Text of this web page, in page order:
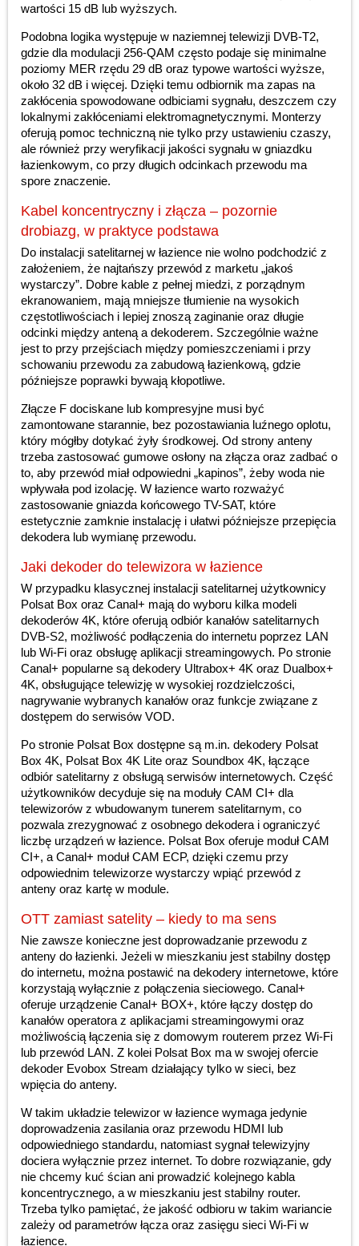
wartości 15 dB lub wyższych.
Podobna logika występuje w naziemnej telewizji DVB-T2,
gdzie dla modulacji 256-QAM często podaje się minimalne
poziomy MER rzędu 29 dB oraz typowe wartości wyższe,
około 32 dB i więcej. Dzięki temu odbiornik ma zapas na
zakłócenia spowodowane odbiciami sygnału, deszczem czy
lokalnymi zakłóceniami elektromagnetycznymi. Monterzy
oferują pomoc techniczną nie tylko przy ustawieniu czaszy,
ale również przy weryfikacji jakości sygnału w gniazdku
łazienkowym, co przy długich odcinkach przewodu ma
spore znaczenie.
Kabel koncentryczny i złącza – pozornie
drobiazg, w praktyce podstawa
Do instalacji satelitarnej w łazience nie wolno podchodzić z
założeniem, że najtańszy przewód z marketu „jakoś
wystarczy”. Dobre kable z pełnej miedzi, z porządnym
ekranowaniem, mają mniejsze tłumienie na wysokich
częstotliwościach i lepiej znoszą zaginanie oraz długie
odcinki między anteną a dekoderem. Szczególnie ważne
jest to przy przejściach między pomieszczeniami i przy
schowaniu przewodu za zabudową łazienkową, gdzie
późniejsze poprawki bywają kłopotliwe.
Złącze F dociskane lub kompresyjne musi być
zamontowane starannie, bez pozostawiania luźnego oplotu,
który mógłby dotykać żyły środkowej. Od strony anteny
trzeba zastosować gumowe osłony na złącza oraz zadbać o
to, aby przewód miał odpowiedni „kapinos”, żeby woda nie
wpływała pod izolację. W łazience warto rozważyć
zastosowanie gniazda końcowego TV-SAT, które
estetycznie zamknie instalację i ułatwi późniejsze przepięcia
dekodera lub wymianę przewodu.
Jaki dekoder do telewizora w łazience
W przypadku klasycznej instalacji satelitarnej użytkownicy
Polsat Box oraz Canal+ mają do wyboru kilka modeli
dekoderów 4K, które oferują odbiór kanałów satelitarnych
DVB-S2, możliwość podłączenia do internetu poprzez LAN
lub Wi-Fi oraz obsługę aplikacji streamingowych. Po stronie
Canal+ popularne są dekodery Ultrabox+ 4K oraz Dualbox+
4K, obsługujące telewizję w wysokiej rozdzielczości,
nagrywanie wybranych kanałów oraz funkcje związane z
dostępem do serwisów VOD.
Po stronie Polsat Box dostępne są m.in. dekodery Polsat
Box 4K, Polsat Box 4K Lite oraz Soundbox 4K, łączące
odbiór satelitarny z obsługą serwisów internetowych. Część
użytkowników decyduje się na moduły CAM CI+ dla
telewizorów z wbudowanym tunerem satelitarnym, co
pozwala zrezygnować z osobnego dekodera i ograniczyć
liczbę urządzeń w łazience. Polsat Box oferuje moduł CAM
CI+, a Canal+ moduł CAM ECP, dzięki czemu przy
odpowiednim telewizorze wystarczy wpiąć przewód z
anteny oraz kartę w module.
OTT zamiast satelity – kiedy to ma sens
Nie zawsze konieczne jest doprowadzanie przewodu z
anteny do łazienki. Jeżeli w mieszkaniu jest stabilny dostęp
do internetu, można postawić na dekodery internetowe, które
korzystają wyłącznie z połączenia sieciowego. Canal+
oferuje urządzenie Canal+ BOX+, które łączy dostęp do
kanałów operatora z aplikacjami streamingowymi oraz
możliwością łączenia się z domowym routerem przez Wi-Fi
lub przewód LAN. Z kolei Polsat Box ma w swojej ofercie
dekoder Evobox Stream działający tylko w sieci, bez
wpięcia do anteny.
W takim układzie telewizor w łazience wymaga jedynie
doprowadzenia zasilania oraz przewodu HDMI lub
odpowiedniego standardu, natomiast sygnał telewizyjny
dociera wyłącznie przez internet. To dobre rozwiązanie, gdy
nie chcemy kuć ścian ani prowadzić kolejnego kabla
koncentrycznego, a w mieszkaniu jest stabilny router.
Trzeba tylko pamiętać, że jakość odbioru w takim wariancie
zależy od parametrów łącza oraz zasięgu sieci Wi-Fi w
łazience.